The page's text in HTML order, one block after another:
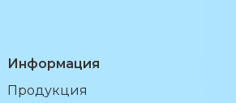
Информация
Продукция